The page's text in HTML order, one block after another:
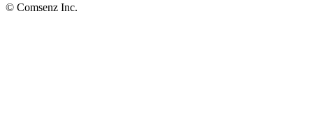
© Comsenz Inc.